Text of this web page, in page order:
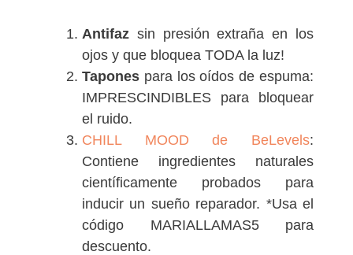
Antifaz sin presión extraña en los
ojos y que bloquea TODA la luz!
Tapones para los oídos de espuma:
IMPRESCINDIBLES para bloquear
el ruido.
CHILL MOOD de BeLevels:
Contiene ingredientes naturales
científicamente probados para
inducir un sueño reparador. *Usa el
código MARIALLAMAS5 para
descuento.